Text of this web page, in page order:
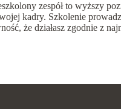
zespół to wyższy
kadry. Szkolenie
że działasz zgodnie z